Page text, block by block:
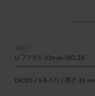
製品名:
U ファイル 33mm ISO 25
ISO25 / 6本入り / 長さ 33